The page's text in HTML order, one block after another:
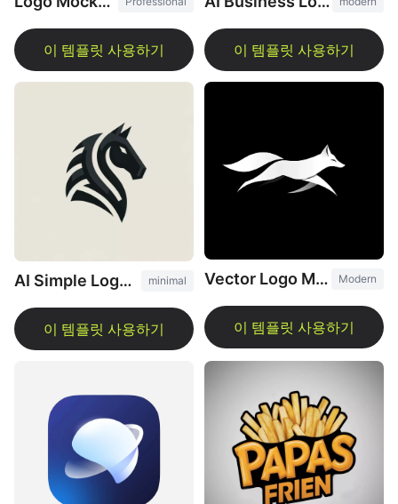
AI Simple Logo Design minimal Vector Logo Maker Modern